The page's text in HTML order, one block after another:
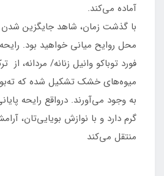
آماده می‌کند.
با گذشت زمان، شاهد جایگزین
محل روایح میانی خواهید بود. رایحه
فورد توباکو وانیل زنانه/ مردانه،
میوه‌های خشک تشکیل شده که
به وجود می‌آورند. درواقع رایحه
گرم دارد و با نوازش بویایی‌تان،
منتقل می‌کند